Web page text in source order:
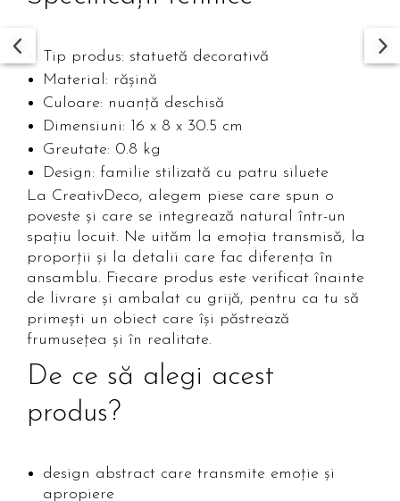
Tip produs: statuetă decorativă
Material: rășină
Culoare: nuanță deschisă
Dimensiuni: 16 x 8 x 30.5 cm
Greutate: 0.8 kg
Design: familie stilizată cu patru siluete
La CreativDeco, alegem piese care spun o
poveste și care se integrează natural într-un
spațiu locuit. Ne uităm la emoția transmisă, la
proporții și la detalii care fac diferența în
ansamblu. Fiecare produs este verificat înainte
de livrare și ambalat cu grijă, pentru ca tu să
primești un obiect care își păstrează
frumusețea și în realitate.
De ce să alegi acest
produs?
design abstract care transmite emoție și
apropiere